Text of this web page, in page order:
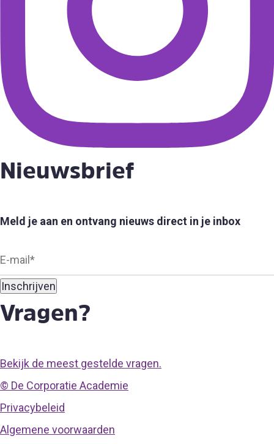
Nieuwsbrief
Meld je aan en ontvang nieuws direct in je inbox
Vragen?
Bekijk de meest gestelde vragen.
© De Corporatie Academie
Privacybeleid
Algemene voorwaarden